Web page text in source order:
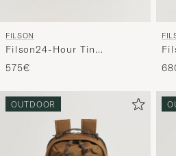
FILSON
Filson24-Hour Tin
BriefcaseOtter Green
575€
OUTDOOR